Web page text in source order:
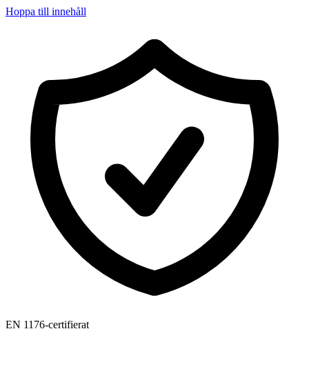
Hoppa till innehåll
EN 1176-certifierat